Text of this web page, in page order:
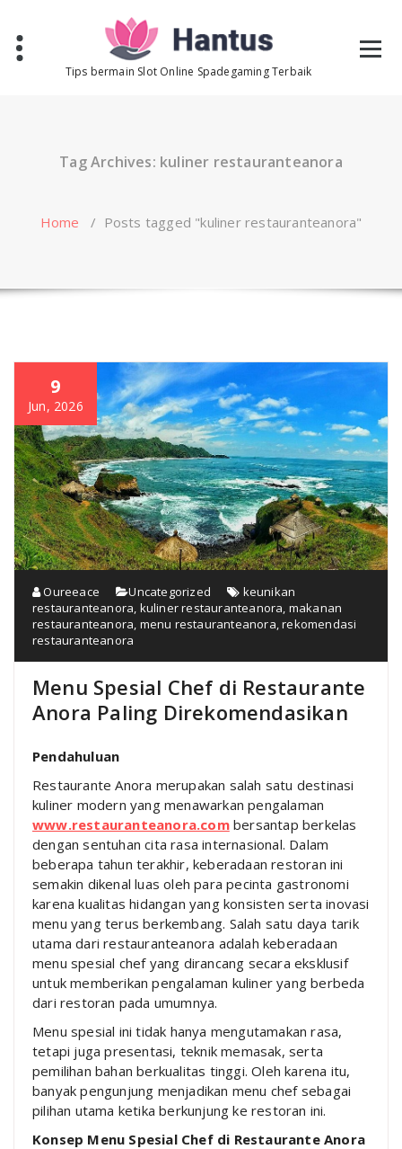
content
Tips bermain Slot Online Spadegaming Terbaik
Tag Archives: kuliner restauranteanora
Home / Posts tagged "kuliner restauranteanora"
9
Jun, 2026
Oureeace Uncategorized
keunikan
restauranteanora kuliner restauranteanora makanan
restauranteanora menu restauranteanora ,rekomendasi
restauranteanora
Menu Spesial Chef di Restaurante
Anora Paling Direkomendasikan
Pendahuluan
Restaurante Anora merupakan salah satu destinasi
kuliner modern yang menawarkan pengalaman
www.restauranteanora.combersantap berkelas
dengan sentuhan cita rasa internasional. Dalam
beberapa tahun terakhir, keberadaan restoran ini
semakin dikenal luas oleh para pecinta gastronomi
karena kualitas hidangan yang konsisten serta inovasi
menu yang terus berkembang. Salah satu daya tarik
utama dari restauranteanora adalah keberadaan
menu spesial chef yang dirancang secara eksklusif
untuk memberikan pengalaman kuliner yang berbeda
dari restoran pada umumnya.
Menu spesial ini tidak hanya mengutamakan rasa,
tetapi juga presentasi, teknik memasak, serta
pemilihan bahan berkualitas tinggi. Oleh karena itu,
banyak pengunjung menjadikan menu chef sebagai
pilihan utama ketika berkunjung ke restoran ini.
Konsep Menu Spesial Chef di Restaurante Anora